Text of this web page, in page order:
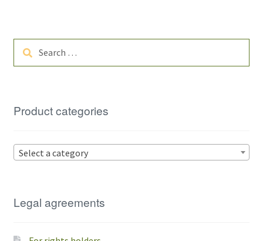
Search
Product categories
Select a category
Legal agreements